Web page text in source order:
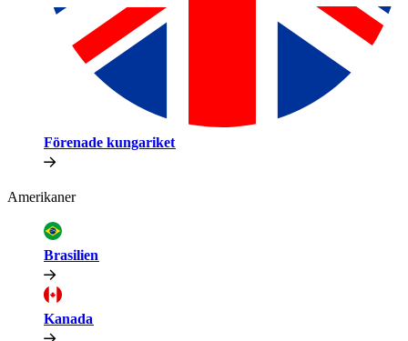
Förenade kungariket​​
Amerikaner​​
Brasilien​​
Kanada​​